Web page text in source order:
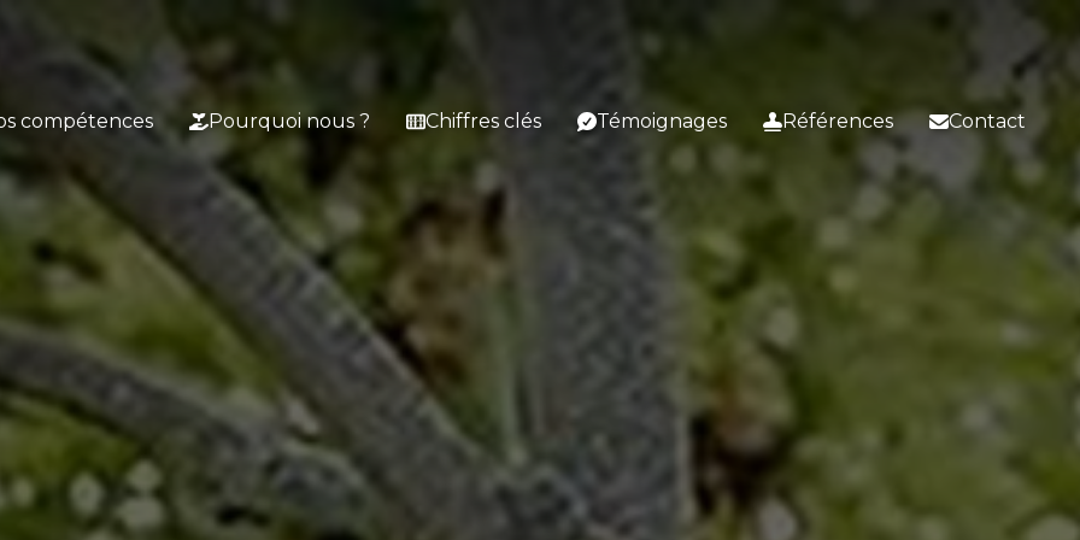
compétences Pourquoi nous ? Chiffres clés Témoignages Références Contact